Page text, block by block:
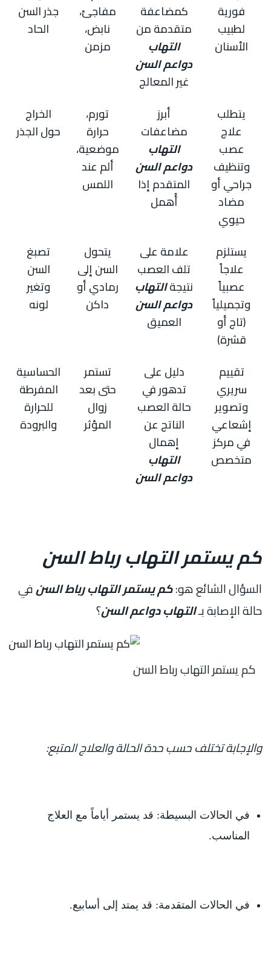
فورية
لطبيب
الأسنان
كمضاعفة
متقدمة من
التهاب
دواعم السن
غير المعالج
مفاجئ،
نابض،
مزمن
جذر السن
الحاد
يتطلب
علاج
عصب
وتنظيف
جراحي أو
مضاد
حيوي
أبرز
مضاعفات
التهاب
دواعم السن
المتقدم إذا
أُهمل
تورم،
حرارة
موضعية،
ألم عند
اللمس
الخراج
حول الجذر
يستلزم
علاجاً
عصبياً
وتجميلياً
(تاج أو
قشرة)
علامة على
تلف العصب
نتيجةالتهاب
دواعم السن
العميق
يتحول
السن إلى
رمادي أو
داكن
تصبغ
السن
وتغير
لونه
تقييم
سريري
وتصوير
إشعاعي
في مركز
متخصص
دليل على
تدهور في
حالة العصب
الناتج عن
إهمال
التهاب
دواعم السن
تستمر
حتى بعد
زوال
المؤثر
الحساسية
المفرطة
للحرارة
والبرودة
كم يستمر التهاب رباط السن
السؤال الشائع هو:كم يستمر التهاب رباط السنفي
حالة الإصابة بـالتهاب دواعم السن؟
كم يستمر التهاب رباط السن
والإجابة تختلف حسب حدة الحالة والعلاج المتبع:
في الحالات البسيطة: قد يستمر أياماً مع العلاج
المناسب.
في الحالات المتقدمة: قد يمتد إلى أسابيع.